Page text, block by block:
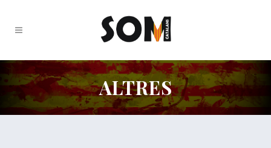
ALTRES